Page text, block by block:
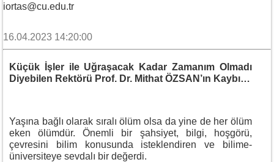
iortas@cu.edu.tr
16.04.2023 14:20:00
Küçük İşler ile Uğraşacak Kadar Zamanım Olmadı
Diyebilen Rektörü Prof. Dr. Mithat ÖZSAN’ın Kaybı…
Yaşına bağlı olarak sıralı ölüm olsa da yine de her ölüm
eken ölümdür. Önemli bir şahsiyet, bilgi, hoşgörü,
çevresini bilim konusunda isteklendiren ve bilime-
üniversiteye sevdalı bir değerdi.